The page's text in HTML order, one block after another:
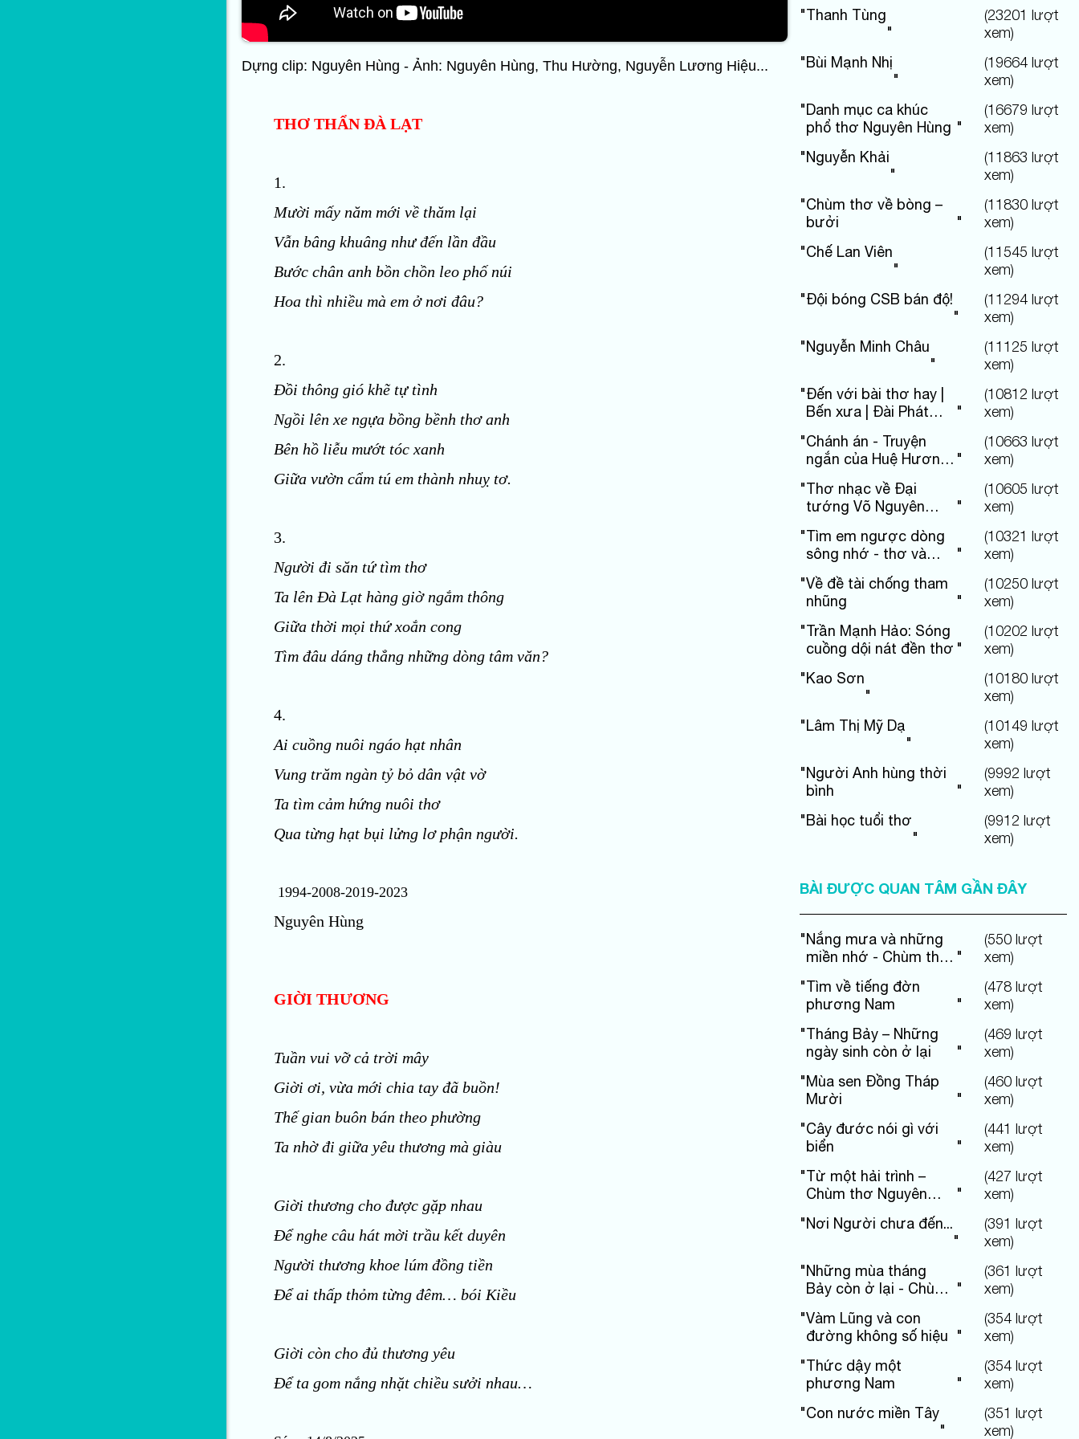
Dựng clip: Nguyên Hùng - Ảnh: Nguyên Hùng, Thu Hường, Nguyễn Lương Hiệu...
THƠ THẨN ĐÀ LẠT
1.
Mười mấy năm mới về thăm lại
Vẫn bâng khuâng như đến lần đầu
Bước chân anh bồn chồn leo phố núi
Hoa thì nhiều mà em ở nơi đâu?
2.
Đồi thông gió khẽ tự tình
Ngồi lên xe ngựa bồng bềnh thơ anh
Bên hồ liễu mướt tóc xanh
Giữa vườn cẩm tú em thành nhuỵ tơ.
3.
Người đi săn tứ tìm thơ
Ta lên Đà Lạt hàng giờ ngắm thông
Giữa thời mọi thứ xoắn cong
Tìm đâu dáng thẳng những dòng tâm văn?
4.
Ai cuồng nuôi ngáo hạt nhân
Vung trăm ngàn tỷ bỏ dân vật vờ
Ta tìm cảm hứng nuôi thơ
Qua từng hạt bụi lửng lơ phận người.
1994-2008-2019-2023
Nguyên Hùng
GIỜI THƯƠNG
Tuần vui vỡ cả trời mây
Giời ơi, vừa mới chia tay đã buồn!
Thế gian buôn bán theo phường
Ta nhờ đi giữa yêu thương mà giàu
Giời thương cho được gặp nhau
Để nghe câu hát mời trầu kết duyên
Người thương khoe lúm đồng tiền
Để ai thấp thỏm từng đêm… bói Kiều
Giời còn cho đủ thương yêu
Để ta gom nắng nhặt chiều sưởi nhau…
"Thanh Tùng
"
(23201 lượt
xem)
"Bùi Mạnh Nhị
"
(19664lượt
xem)
"Danh mục ca khúc
phổ thơ Nguyên Hùng "
(16679 lượt
xem)
"Nguyễn Khải
"
(11863 lượt
xem)
"Chùm thơ về bòng –
bưởi
"
(11830lượt
xem)
"Chế Lan Viên
"
(11545 lượt
xem)
"Đội bóng CSB bán độ!
"
(11294lượt
xem)
"Nguyễn Minh Châu
"
(11125 lượt
xem)
"Đến với bài thơ hay |
Bến xưa | Đài Phát
Phú Thọ
"
(10812 lượt
xem)
"Chánh án - Truyện
ngắn của Huệ Hương "
(10663 lượt
xem)
"Thơ nhạc về Đại
tướng Võ Nguyên
"
(10605 lượt
xem)
"Tìm em ngược dòng
sông nhớ - thơ và
"
(10321 lượt
xem)
"Về đề tài chống tham
nhũng
"
(10250lượt
xem)
"Trần Mạnh Hảo: Sóng
cuồng dội nát đền thơ "
(10202 lượt
xem)
"Kao Sơn
"
(10180lượt
xem)
"Lâm Thị Mỹ Dạ
"
(10149 lượt
xem)
"Người Anh hùng thời
bình
"
(9992 lượt
xem)
"Bài học tuổi thơ
"
(9912 lượt
xem)
BÀI ĐƯỢC QUAN TÂM GẦN ĐÂY
"Nắng mưa và những
miền nhớ - Chùm thơ
"
(550lượt
xem)
"Tìm về tiếng đờn
phương Nam
"
(478lượt
xem)
"Tháng Bảy – Những
ngày sinh còn ở lại
"
(469 lượt
xem)
"Mùa sen Đồng Tháp
Mười
"
(460lượt
xem)
"Cây đước nói gì với
biển
"
(441 lượt
xem)
"Từ một hải trình –
Chùm thơ Nguyên
"
(427 lượt
xem)
"Nơi Người chưa đến...
"
(391 lượt
xem)
"Những mùa tháng
Bảy còn ở lại - Chùm
"
(361 lượt
xem)
"Vàm Lũng và con
đường không số hiệu
"
(354lượt
xem)
"Thức dậy một
phương Nam
"
(354lượt
xem)
"Con nước miền Tây
"
(351 lượt
xem)